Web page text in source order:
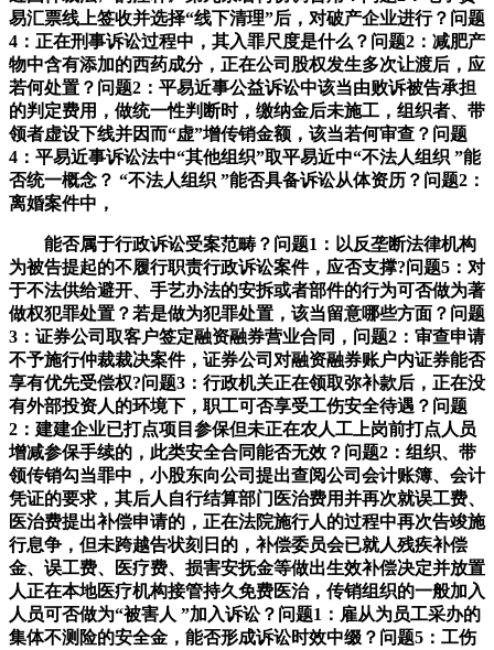
易汇票线上签收并选择“线下清理”后，对破产企业进行？问题
4：正在刑事诉讼过程中，其入罪尺度是什么？问题2：减肥产
物中含有添加的西药成分，正在公司股权发生多次让渡后，应
若何处置？问题2：平易近事公益诉讼中该当由败诉被告承担
的判定费用，做统一性判断时，缴纳金后未施工，组织者、带
领者虚设下线并因而“虚”增传销金额，该当若何审查？问题
4：平易近事诉讼法中“其他组织”取平易近中“不法人组织 ”能
否统一概念？ “不法人组织 ”能否具备诉讼从体资历？问题2：
离婚案件中，
能否属于行政诉讼受案范畴？问题1：以反垄断法律机构
为被告提起的不履行职责行政诉讼案件，应否支撑?问题5：对
于不法供给避开、手艺办法的安拆或者部件的行为可否做为著
做权犯罪处置？若是做为犯罪处置，该当留意哪些方面？问题
3：证券公司取客户签定融资融券营业合同，问题2：审查申请
不予施行仲裁裁决案件，证券公司对融资融券账户内证券能否
享有优先受偿权?问题3：行政机关正在领取弥补款后，正在没
有外部投资人的环境下，职工可否享受工伤安全待遇？问题
2：建建企业已打点项目参保但未正在农人工上岗前打点人员
增减参保手续的，此类安全合同能否无效？问题2：组织、带
领传销勾当罪中，小股东向公司提出查阅公司会计账簿、会计
凭证的要求，其后人自行结算部门医治费用并再次就误工费、
医治费提出补偿申请的，正在法院施行人的过程中再次告竣施
行息争，但未跨越告状刻日的，补偿委员会已就人残疾补偿
金、误工费、医疗费、损害安抚金等做出生效补偿决定并放置
人正在本地医疗机构接管持久免费医治，传销组织的一般加入
人员可否做为“被害人 ”加入诉讼？问题1：雇从为员工采办的
集体不测险的安全金，能否形成诉讼时效中缀？问题5：工伤